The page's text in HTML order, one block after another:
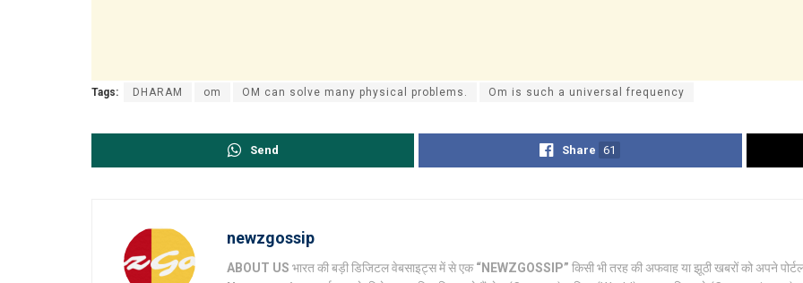
Tags: DHARAM om OM can solve many physical problems. Om is such a universal frequency
Send Share 61
newzgossip
ABOUT US भारत की बड़ी डिजिटल वेबसाइट्स में से एक“NEWZGOSSIP” किसी भी तरह की अफवाह या झूठी खबरों को अपने